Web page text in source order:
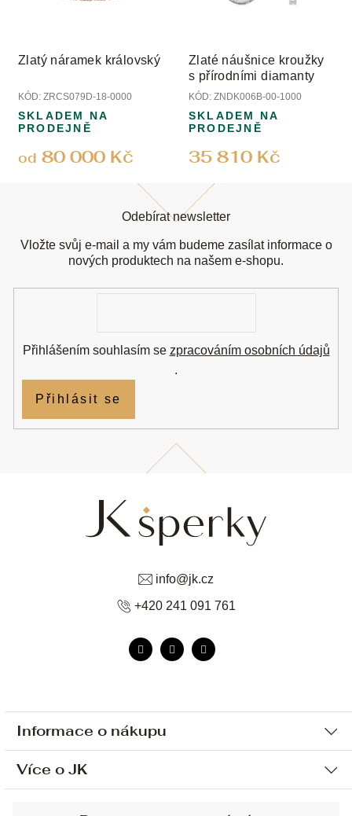
Zlatý náramek královský
KÓD: ZRCS079D-18-0000
od 80 000 Kč
SKLADEM NA
PRODEJNĚ
Zlaté náušnice kroužky
s přírodními diamanty
KÓD: ZNDK006B-00-1000
35 810 Kč
SKLADEM NA
PRODEJNĚ
Informace o nákupu
Ochrana osobních údajů
Více o JK
info@jk.cz
+420 241 091 761
Odebírat newsletter
Vložte svůj e-mail a my vám budeme zasílat informace o
nových produktech na našem e-shopu.
Přihlášením souhlasím se zpracováním osobních údajů
.
Přihlásit se